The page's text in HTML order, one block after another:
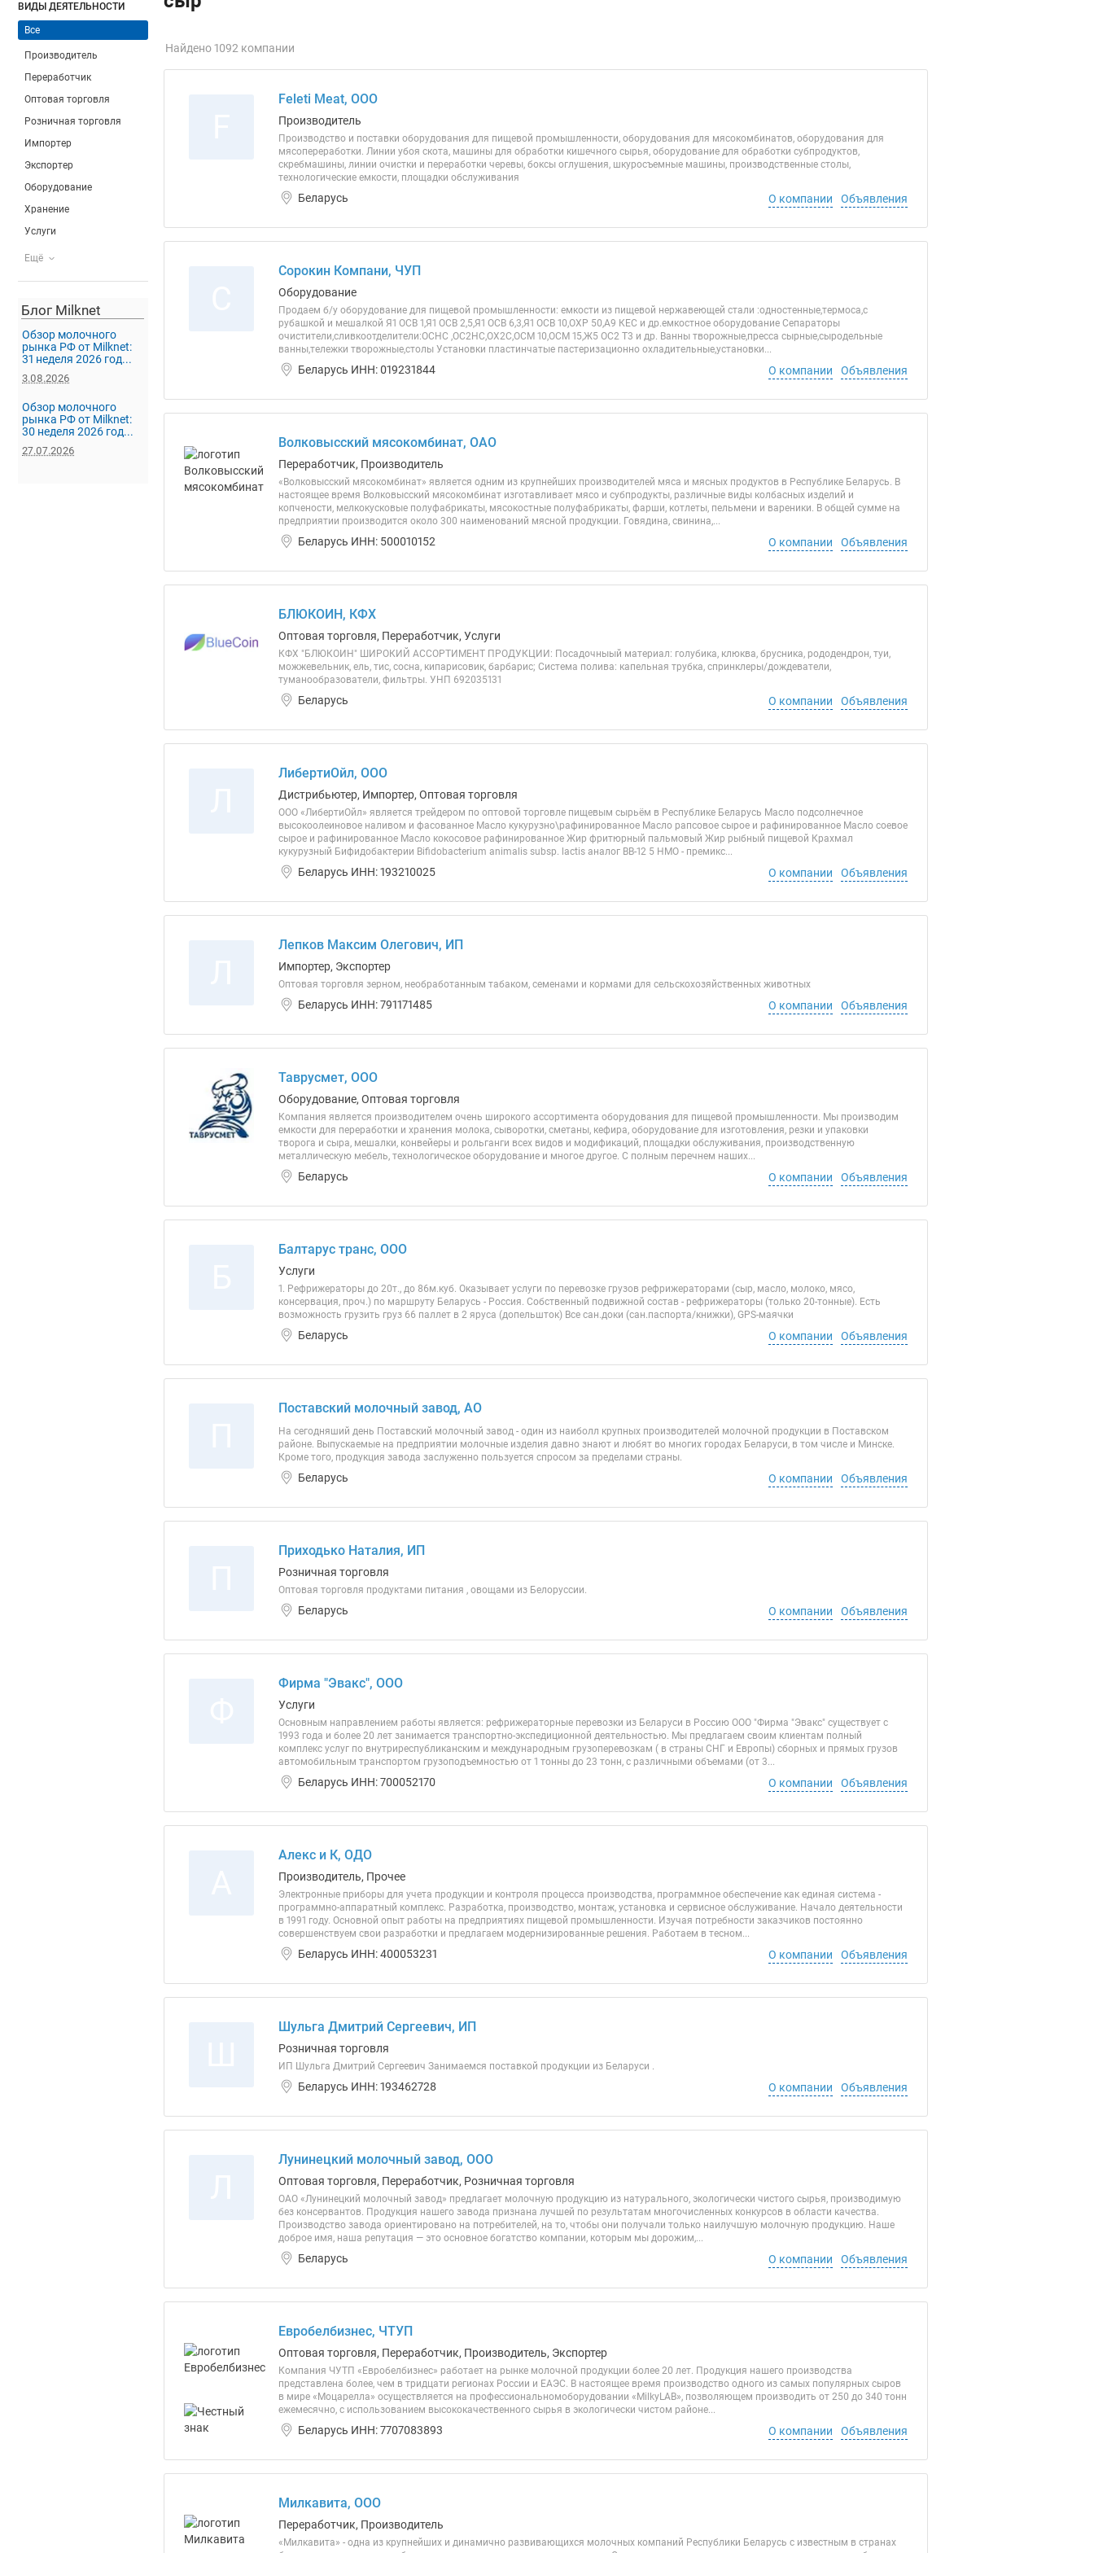
ВИДЫ ДЕЯТЕЛЬНОСТИ
Все
Производитель
Переработчик
Оптовая торговля
Розничная торговля
Импортер
Экспортер
Оборудование
Хранение
Услуги
Ещё
Блог Milknet
Обзор молочного
рынка РФ от Milknet:
31 неделя 2026 год...
3.08.2026
Обзор молочного
рынка РФ от Milknet:
30 неделя 2026 год...
27.07.2026
Найдено 1092 компании
Feleti Meat, ООО
Производитель
Производство и поставки оборудования для пищевой промышленности, оборудования для мясокомбинатов, оборудования для
мясопереработки. Линии убоя скота, машины для обработки кишечного сырья, оборудование для обработки субпродуктов,
скребмашины, линии очистки и переработки черевы, боксы оглушения, шкуросъемные машины, производственные столы,
технологические емкости, площадки обслуживания
Беларусь О компании Объявления
Сорокин Компани, ЧУП
Оборудование
Продаем б/у оборудование для пищевой промышленности: емкости из пищевой нержавеющей стали :одностенные,термоса,с
рубашкой и мешалкой Я1 ОСВ 1,Я1 ОСВ 2,5,Я1 ОСВ 6,3,Я1 ОСВ 10,ОХР 50,А9 КЕС и др.емкостное оборудование Сепараторы
очистители,сливкоотделители:ОСНС ,ОС2НС,ОХ2С,ОСМ 10,ОСМ 15,Ж5 ОС2 Т3 и др. Ванны творожные,пресса сырные,сыродельные
ванны,тележки творожные,столы Установки пластинчатые пастеризационно охладительные,установки...
Беларусь ИНН: 019231844 О компании Объявления
Волковысский мясокомбинат, ОАО
Переработчик, Производитель
«Волковысский мясокомбинат» является одним из крупнейших производителей мяса и мясных продуктов в Республике Беларусь. В
настоящее время Волковысский мясокомбинат изготавливает мясо и субпродукты, различные виды колбасных изделий и
копчености, мелкокусковые полуфабрикаты, мясокостные полуфабрикаты, фарши, котлеты, пельмени и вареники. В общей сумме на
предприятии производится около 300 наименований мясной продукции. Говядина, свинина,...
Беларусь ИНН: 500010152 О компании Объявления
БЛЮКОИН, КФХ
Оптовая торговля, Переработчик, Услуги
КФХ "БЛЮКОИН" ШИРОКИЙ АССОРТИМЕНТ ПРОДУКЦИИ: Посадочныый материал: голубика, клюква, брусника, рододендрон, туи,
можжевельник, ель, тис, сосна, кипарисовик, барбарис; Система полива: капельная трубка, спринклеры/дождеватели,
туманообразователи, фильтры. УНП 692035131
Беларусь О компании Объявления
ЛибертиОйл, ООО
Дистрибьютер, Импортер, Оптовая торговля
ООО «ЛибертиОйл» является трейдером по оптовой торговле пищевым сырьём в Республике Беларусь Масло подсолнечное
высокоолеиновое наливом и фасованное Масло кукурузно\рафинированное Масло рапсовое сырое и рафинированное Масло соевое
сырое и рафинированное Масло кокосовое рафинированное Жир фритюрный пальмовый Жир рыбный пищевой Крахмал
кукурузный Бифидобактерии Bifidobacterium animalis subsp. lactis аналог BB-12 5 HMO - премикс...
Беларусь ИНН: 193210025 О компании Объявления
Лепков Максим Олегович, ИП
Импортер, Экспортер
Оптовая торговля зерном, необработанным табаком, семенами и кормами для сельскохозяйственных животных
Беларусь ИНН: 791171485 О компании Объявления
Таврусмет, ООО
Оборудование, Оптовая торговля
Компания является производителем очень широкого ассортимента оборудования для пищевой промышленности. Мы производим
емкости для переработки и хранения молока, сыворотки, сметаны, кефира, оборудование для изготовления, резки и упаковки
творога и сыра, мешалки, конвейеры и рольганги всех видов и модификаций, площадки обслуживания, производственную
металлическую мебель, технологическое оборудование и многое другое. С полным перечнем наших...
Беларусь О компании Объявления
Балтарус транс, ООО
Услуги
1. Рефрижераторы до 20т., до 86м.куб. Оказывает услуги по перевозке грузов рефрижераторами (сыр, масло, молоко, мясо,
консервация, проч.) по маршруту Беларусь - Россия. Собственный подвижной состав - рефрижераторы (только 20-тонные). Есть
возможность грузить груз 66 паллет в 2 яруса (допельшток) Все сан.доки (сан.паспорта/книжки), GPS-маячки
Беларусь О компании Объявления
Поставский молочный завод, АО
На сегодняший день Поставский молочный завод - один из наиболл крупных производителей молочной продукции в Поставском
районе. Выпускаемые на предприятии молочные изделия давно знают и любят во многих городах Беларуси, в том числе и Минске.
Кроме того, продукция завода заслуженно пользуется спросом за пределами страны.
Беларусь О компании Объявления
Приходько Наталия, ИП
Розничная торговля
Оптовая торговля продуктами питания , овощами из Белоруссии.
Беларусь О компании Объявления
Фирма "Эвакс", ООО
Услуги
Основным направлением работы является: рефрижераторные перевозки из Беларуси в Россию ООО "Фирма "Эвакс" существует с
1993 года и более 20 лет занимается транспортно-экспедиционной деятельностью. Мы предлагаем своим клиентам полный
комплекс услуг по внутриреспубликанским и международным грузоперевозкам ( в страны СНГ и Европы) сборных и прямых грузов
автомобильным транспортом грузоподъемностью от 1 тонны до 23 тонн, с различными объемами (от 3...
Беларусь ИНН: 700052170 О компании Объявления
Алекс и К, ОДО
Производитель, Прочее
Электронные приборы для учета продукции и контроля процесса производства, программное обеспечение как единая система -
программно-аппаратный комплекс. Разработка, производство, монтаж, установка и сервисное обслуживание. Начало деятельности
в 1991 году. Основной опыт работы на предприятиях пищевой промышленности. Изучая потребности заказчиков постоянно
совершенствуем свои разработки и предлагаем модернизированные решения. Работаем в тесном...
Беларусь ИНН: 400053231 О компании Объявления
Шульга Дмитрий Сергеевич, ИП
Розничная торговля
ИП Шульга Дмитрий Сергеевич Занимаемся поставкой продукции из Беларуси .
Беларусь ИНН: 193462728 О компании Объявления
Лунинецкий молочный завод, ООО
Оптовая торговля, Переработчик, Розничная торговля
ОАО «Лунинецкий молочный завод» предлагает молочную продукцию из натурального, экологически чистого сырья, производимую
без консервантов. Продукция нашего завода признана лучшей по результатам многочисленных конкурсов в области качества.
Производство завода ориентировано на потребителей, на то, чтобы они получали только наилучшую молочную продукцию. Наше
доброе имя, наша репутация — это основное богатство компании, которым мы дорожим,...
Беларусь О компании Объявления
Евробелбизнес, ЧТУП
Оптовая торговля, Переработчик, Производитель, Экспортер
Компания ЧУТП «Евробелбизнес» работает на рынке молочной продукции более 20 лет. Продукция нашего производства
представлена более, чем в тридцати регионах России и ЕАЭС. В настоящее время производство одного из самых популярных сыров
в мире «Моцарелла» осуществляется на профессиональномоборудовании «MilkyLAB», позволяющем производить от 250 до 340 тонн
ежемесячно, с использованием высококачественного сырья в экологически чистом районе...
Беларусь ИНН: 7707083893 О компании Объявления
Милкавита, ООО
Переработчик, Производитель
«Милкавита» - одна из крупнейших и динамично развивающихся молочных компаний Республики Беларусь с известным в странах